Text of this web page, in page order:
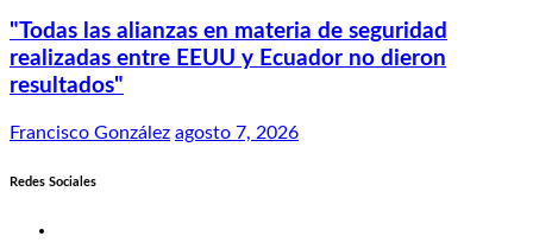
"Todas las alianzas en materia de seguridad
realizadas entre EEUU y Ecuador no dieron
resultados"
Francisco González agosto 7, 2026
Redes Sociales